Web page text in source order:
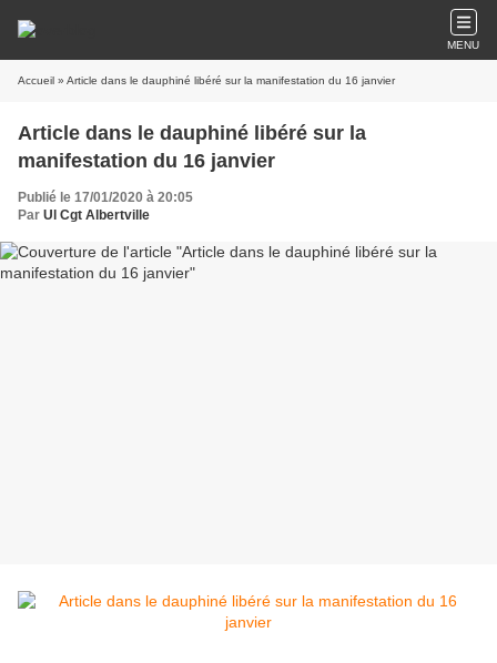
MENU
Accueil » Article dans le dauphiné libéré sur la manifestation du 16 janvier
Article dans le dauphiné libéré sur la
manifestation du 16 janvier
Publié le 17/01/2020 à 20:05
Par Ul Cgt Albertville